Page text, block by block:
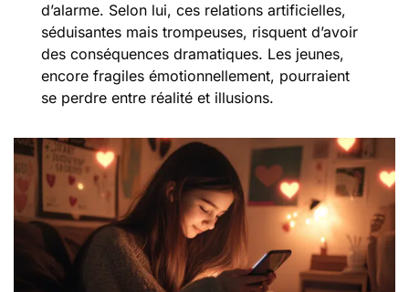
d’alarme. Selon lui, ces relations artificielles,
séduisantes mais trompeuses, risquent d’avoir
des conséquences dramatiques. Les jeunes,
encore fragiles émotionnellement, pourraient
se perdre entre réalité et illusions.